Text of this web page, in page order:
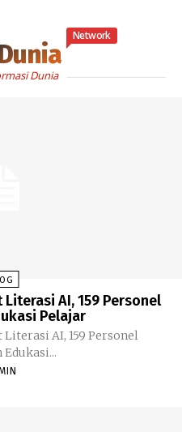
Network
Dunia
AI, 159 Personel
Pelajar
AI, 159 Personel